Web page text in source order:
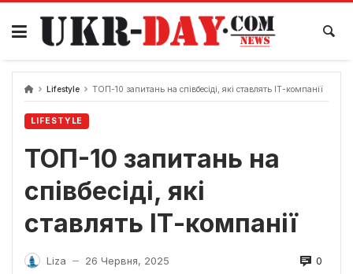
Перейти
вмісту
Lifestyle ТОП-10 запитань на співбесіді, які ставлять ІТ-компанії
LIFESTYLE
ТОП-10 запитань на
співбесіді, які
ставлять ІТ-компанії
Liza — 26 Червня, 2025 0